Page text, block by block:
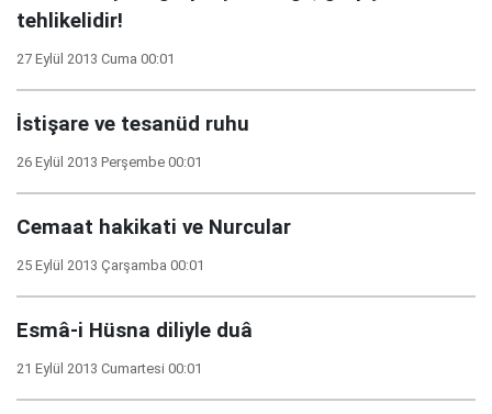
tehlikelidir!
27 Eylül 2013 Cuma 00:01
İstişare ve tesanüd ruhu
26 Eylül 2013 Perşembe 00:01
Cemaat hakikati ve Nurcular
25 Eylül 2013 Çarşamba 00:01
Esmâ-i Hüsna diliyle duâ
21 Eylül 2013 Cumartesi 00:01